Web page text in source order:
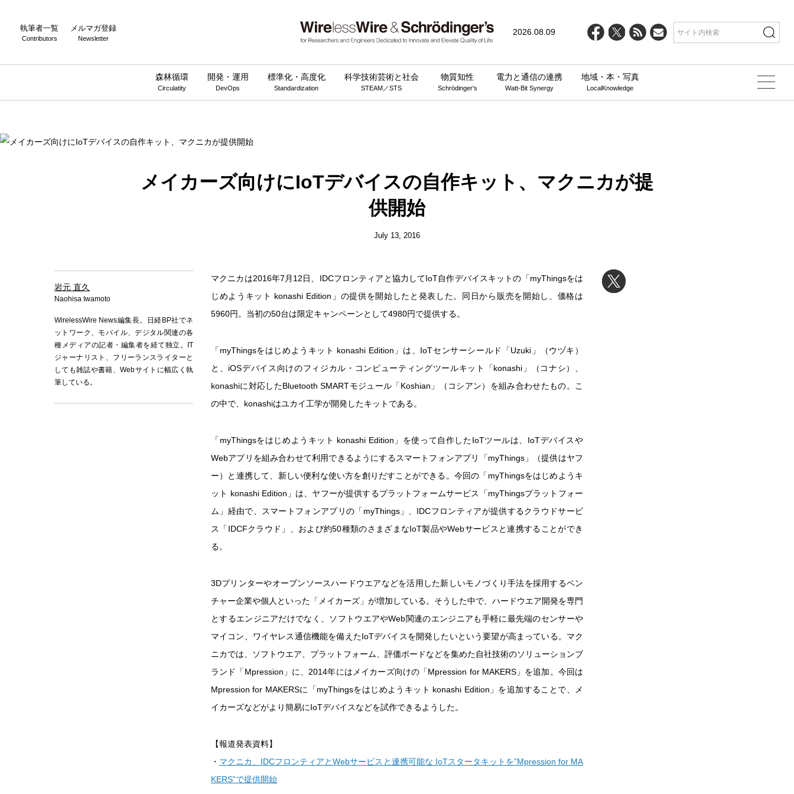
執筆者一覧
Contributors
メルマガ登録
Newsletter
2026.08.09
森林循環
Circulatity
開発・運用
DevOps
標準化・高度化
Standardization
科学技術芸術と社会
STEAM／STS
物質知性
Schrödinger's
電力と通信の連携
Watt-Bit Synergy
地域・本・写真
LocalKnowledge
Warning: Undefined array key 0 in /home/wwnstyle/wirelesswire.jp/public_html/wp-content/themes/wirelesswire_v3/functions.php
メイカーズ向けにIoTデバイスの自作キット、マクニカが提
供開始
July 13, 2016
岩元 直久
Naohisa Iwamoto
WirelessWire News編集長。日経BP社でネ
ットワーク、モバイル、デジタル関連の各
種メディアの記者・編集者を経て独立。IT
ジャーナリスト、フリーランスライターと
しても雑誌や書籍、Webサイトに幅広く執
筆している。
マクニカは2016年7月12日、IDCフロンティアと協力してIoT自作デバイスキットの「myThingsをは
じめようキット konashi Edition」の提供を開始したと発表した。同日から販売を開始し、価格は
5960円。当初の50台は限定キャンペーンとして4980円で提供する。
「myThingsをはじめようキット konashi Edition」は、IoTセンサーシールド「Uzuki」（ウヅキ）
と、iOSデバイス向けのフィジカル・コンピューティングツールキット「konashi」（コナシ）、
konashiに対応したBluetooth SMARTモジュール「Koshian」（コシアン）を組み合わせたもの。こ
の中で、konashiはユカイ工学が開発したキットである。
「myThingsをはじめようキット konashi Edition」を使って自作したIoTツールは、IoTデバイスや
Webアプリを組み合わせて利用できるようにするスマートフォンアプリ「myThings」（提供はヤフ
ー）と連携して、新しい便利な使い方を創りだすことができる。今回の「myThingsをはじめようキ
ット konashi Edition」は、ヤフーが提供するプラットフォームサービス「myThingsプラットフォー
ム」経由で、スマートフォンアプリの「myThings」、IDCフロンティアが提供するクラウドサービ
ス「IDCFクラウド」、および約50種類のさまざまなIoT製品やWebサービスと連携することができ
る。
3Dプリンターやオープンソースハードウエアなどを活用した新しいモノづくり手法を採用するベン
チャー企業や個人といった「メイカーズ」が増加している。そうした中で、ハードウエア開発を専門
とするエンジニアだけでなく、ソフトウエアやWeb関連のエンジニアも手軽に最先端のセンサーや
マイコン、ワイヤレス通信機能を備えたIoTデバイスを開発したいという要望が高まっている。マク
ニカでは、ソフトウエア、プラットフォーム、評価ボードなどを集めた自社技術のソリューションブ
ランド「Mpression」に、2014年にはメイカーズ向けの「Mpression for MAKERS」を追加。今回は
Mpression for MAKERSに「myThingsをはじめようキット konashi Edition」を追加することで、メ
イカーズなどがより簡易にIoTデバイスなどを試作できるようした。
【報道発表資料】
・ マクニカ、IDCフロンティアとWebサービスと連携可能な IoTスタータキットを”Mpression for MA
KERS”で提供開始